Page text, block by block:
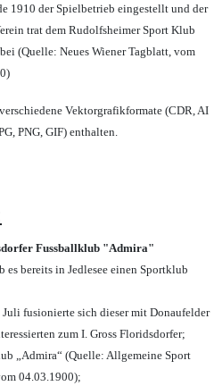
1910 der Spielbetrieb eingestellt und der
trat dem Rudolfsheimer Sport Klub
(Quelle: Neues Wiener Tagblatt, vom
Vektorgrafikformate (CDR, AI
PNG, GIF) enthalten.
Fussballklub "Admira"
es bereits in Jedlesee einen Sportklub
Juli fusionierte sich dieser mit Donaufelder
zum I. Gross Floridsdorfer;
„Admira“ (Quelle: Allgemeine Sport
04.03.1900);